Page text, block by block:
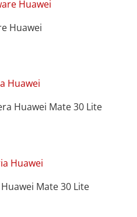
Huawei
Huawei Mate 30 Lite
Mate 30 Lite